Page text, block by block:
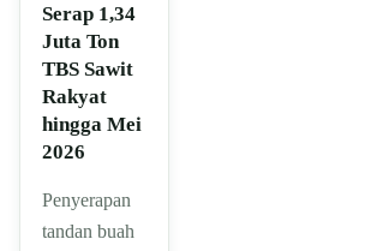
Serap 1,34
Juta Ton
TBS Sawit
Rakyat
hingga Mei
2026
Penyerapan
tandan buah